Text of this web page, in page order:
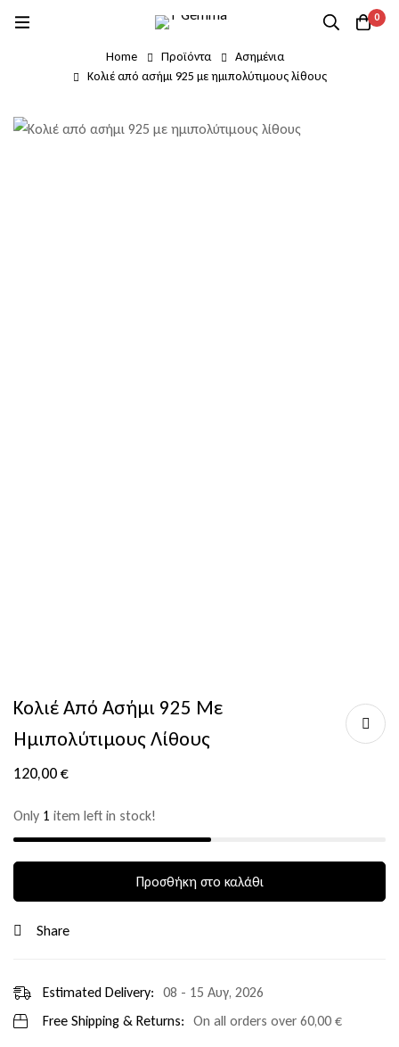
0
Home Προϊόντα
Ασημένια
Κολιέ από ασήμι 925 με ημιπολύτιμους λίθους
Κολιέ Από Ασήμι 925 Με
Ημιπολύτιμους Λίθους
120,00€
Only 1 item left in stock!
Προσθήκη στο καλάθι
Share
Estimated Delivery: 08 - 15 Αυγ, 2026
Free Shipping & Returns: On all orders over 60,00 €